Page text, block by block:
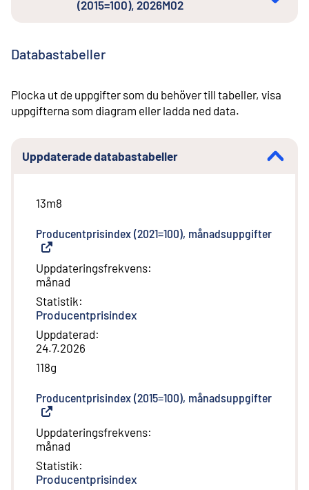
(2015=100), 2026M02
Databastabeller
Plocka ut de uppgifter som du behöver till tabeller, visa
uppgifterna som diagram eller ladda ned data.
Uppdaterade databastabeller
13m8
Producentprisindex (2021=100), månadsuppgifter
Uppdateringsfrekvens:
månad
Statistik:
Producentprisindex
Uppdaterad:
24.7.2026
118g
Producentprisindex (2015=100), månadsuppgifter
Uppdateringsfrekvens:
månad
Statistik:
Producentprisindex